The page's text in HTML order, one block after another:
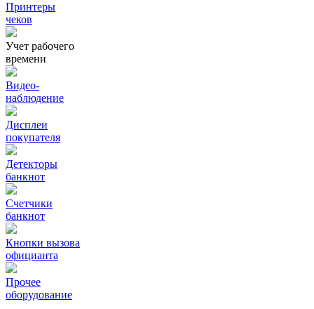
Принтеры
чеков
Учет рабочего
времени
Видео‑
наблюдение
Дисплеи
покупателя
Детекторы
банкнот
Счетчики
банкнот
Кнопки вызова
официанта
Прочее
оборудование